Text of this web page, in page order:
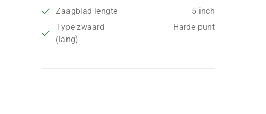
Zaagblad lengte
5 inch
Type zwaard
(lang)
Harde punt